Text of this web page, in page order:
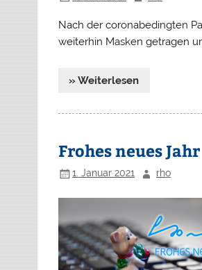
Nach der coronabedingten
weiterhin Masken getragen
» Weiterlesen
Frohes neues Jahr
1. Januar 2021 rho